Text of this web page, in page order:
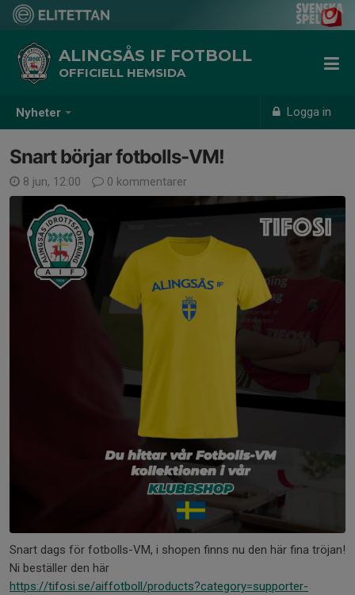
Nyheter Logga in
ALINGSÅS IF FOTBOLL
OFFICIELL HEMSIDA
Snart börjar fotbolls-VM!
8 jun, 12:00 0 kommentarer
Snart dags för fotbolls-VM, i shopen finns nu den här fina tröjan!
Ni beställer den här
https://tifosi.se/aiffotboll/products?category=supporter-